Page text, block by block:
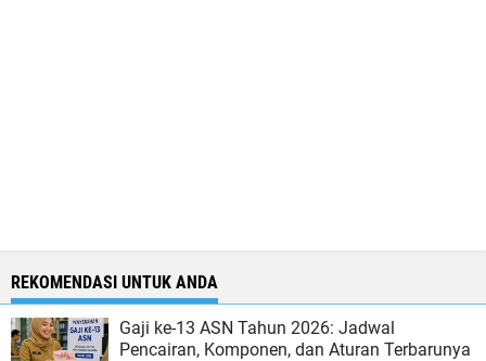
REKOMENDASI UNTUK ANDA
Gaji ke-13 ASN Tahun 2026: Jadwal
Pencairan, Komponen, dan Aturan Terbarunya